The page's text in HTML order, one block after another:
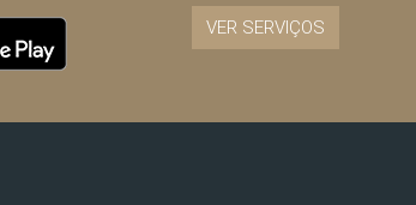
VER SERVIÇOS